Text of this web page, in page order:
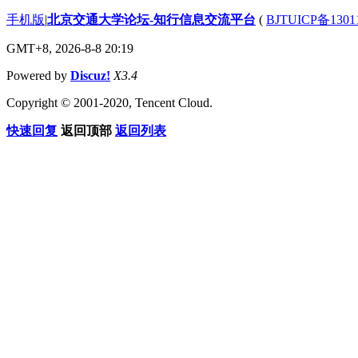
手机版|北京交通大学论坛-知行信息交流平台 ( BJTUICP备
GMT+8, 2026-8-8 20:19
Powered by Discuz! X3.4
Copyright © 2001-2020, Tencent Cloud.
快速回复 返回顶部 返回列表